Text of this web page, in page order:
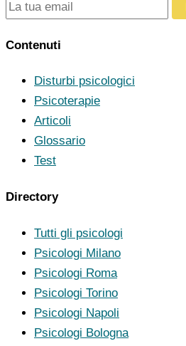
Contenuti
Disturbi psicologici
Psicoterapie
Articoli
Glossario
Test
Directory
Tutti gli psicologi
Psicologi Milano
Psicologi Roma
Psicologi Torino
Psicologi Napoli
Psicologi Bologna